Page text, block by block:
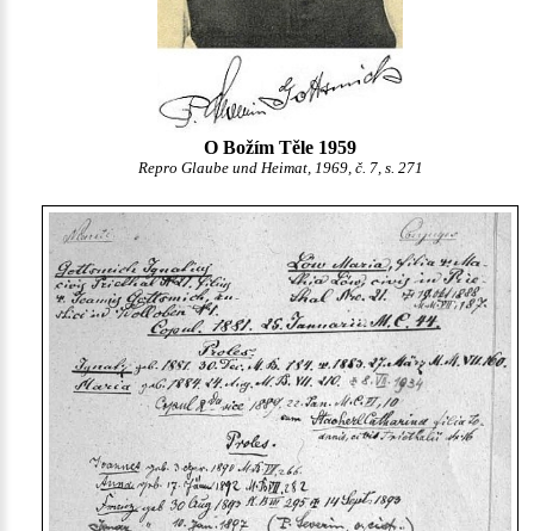
O Božím Těle 1959
Repro Glaube und Heimat, 1969, č. 7, s. 271